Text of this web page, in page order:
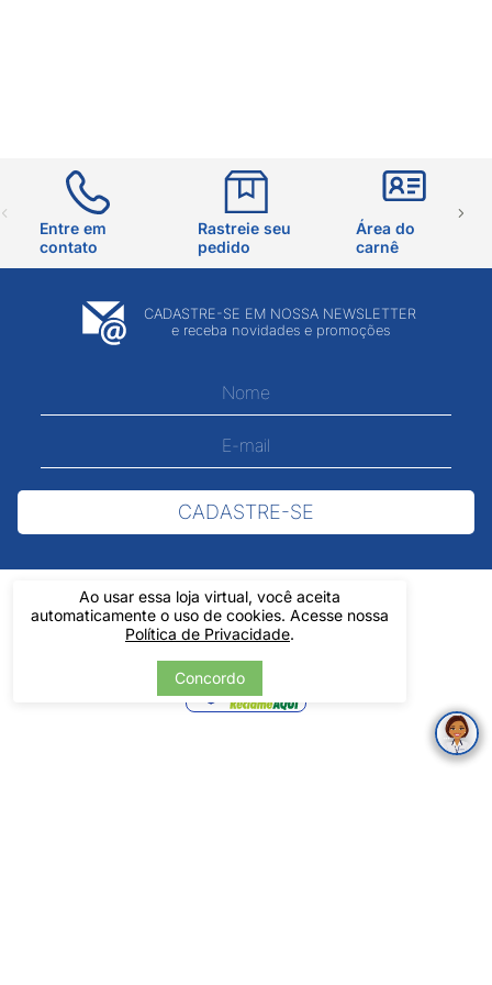
Ao usar essa loja virtual, você aceita
automaticamente o uso de cookies. Acesse nossa
Política de Privacidade.
Concordo
Entre em
contato
Rastreie seu
pedido
Área do
carnê
CADASTRE-SE EM NOSSA NEWSLETTER
e receba novidades e promoções
CADASTRE-SE
Verificada